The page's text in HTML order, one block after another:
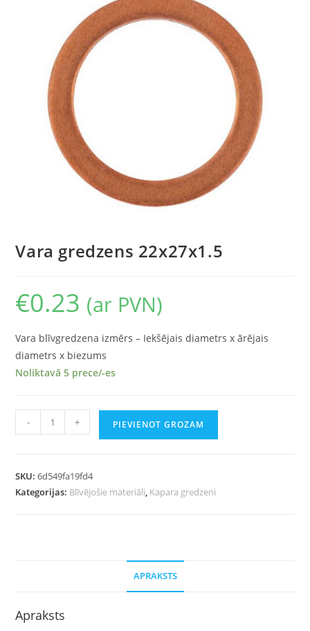
Vara gredzens 22x27x1.5
€0.23 (ar PVN)
Vara blīvgredzena izmērs – Iekšējais diametrs x ārējais
diametrs x biezums
Noliktavā 5 prece/-es
- + PIEVIENOT GROZAM
SKU:6d549fa19fd4
Kategorijas: Blīvējošie materiāli, Kapara gredzeni
APRAKSTS
Apraksts